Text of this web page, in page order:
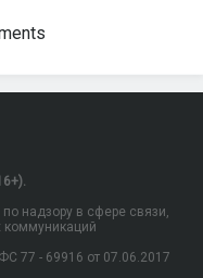
надзору в сфере связи,
коммуникаций
77 - 69916 от 07.06.2017